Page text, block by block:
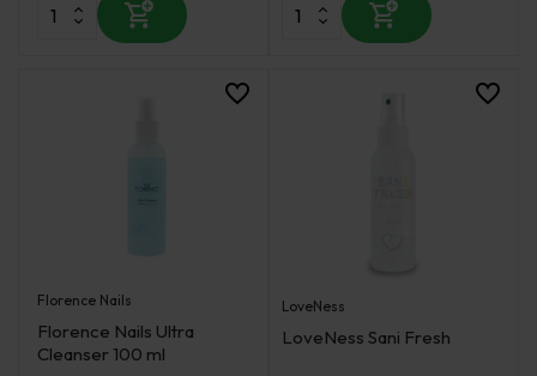
Florence Nails
Florence Nails Ultra
Cleanser 100 ml
LoveNess
LoveNess Sani Fresh